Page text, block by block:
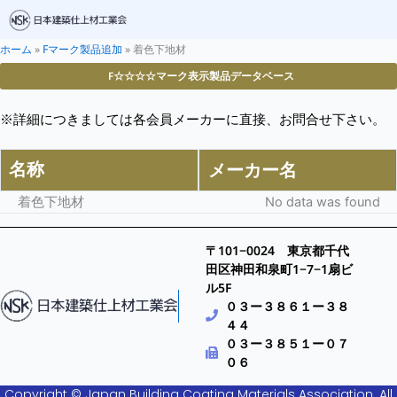
ホーム » Fマーク製品追加 »着色下地材
F☆☆☆☆マーク表示製品データベース
※詳細につきましては各会員メーカーに直接、お問合せ下さい。
名称 メーカー名
着色下地材 No data was found
〒101−0024 東京都千代
田区神田和泉町1−7−1扇ビ
ル5F
０３ー３８６１ー３８
４４
０３ー３８５１ー０７
０６